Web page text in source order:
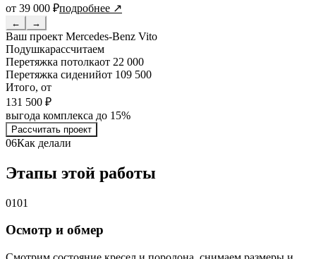
от 39 000 ₽подробнее ↗
← →
Ваш проект Mercedes-Benz Vito
Подушкарассчитаем
Перетяжка потолкаот 22 000
Перетяжка сиденийот 109 500
Итого, от
131 500 ₽
выгода комплекса до 15%
Рассчитать проект
06Как делали
Этапы этой работы
0101
Осмотр и обмер